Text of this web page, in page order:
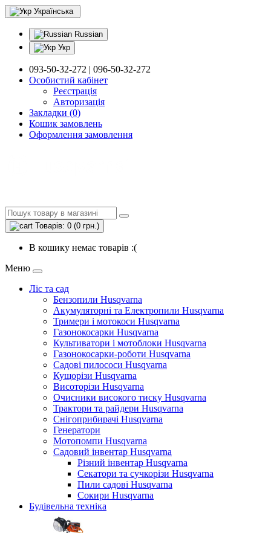
Українська
Russian
Укр
093-50-32-272 | 096-50-32-272
Особистий кабінет
Реєстрація
Авторизація
Закладки (0)
Кошик замовлень
Оформлення замовлення
Товарів: 0 (0 грн.)
В кошику немає товарів :(
Меню
Ліс та сад
Бензопили Husqvarna
Акумуляторні та Електропили Husqvarna
Тримери і мотокоси Husqvarna
Газонокосарки Husqvarna
Культиватори і мотоблоки Husqvarna
Газонокосарки-роботи Husqvarna
Садові пилососи Husqvarna
Кущорізи Husqvarna
Висоторізи Husqvarna
Очисники високого тиску Husqvarna
Трактори та райдери Husqvarna
Снігоприбирачі Husqvarna
Генератори
Мотопомпи Husqvarna
Садовий інвентар Husqvarna
Різний інвентар Husqvarna
Секатори та сучкорізи Husqvarna
Пили садові Husqvarna
Сокири Husqvarna
Будівельна техніка